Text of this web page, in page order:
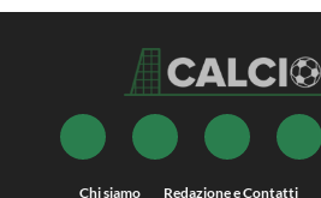
Chi siamo Redazione e Contatti